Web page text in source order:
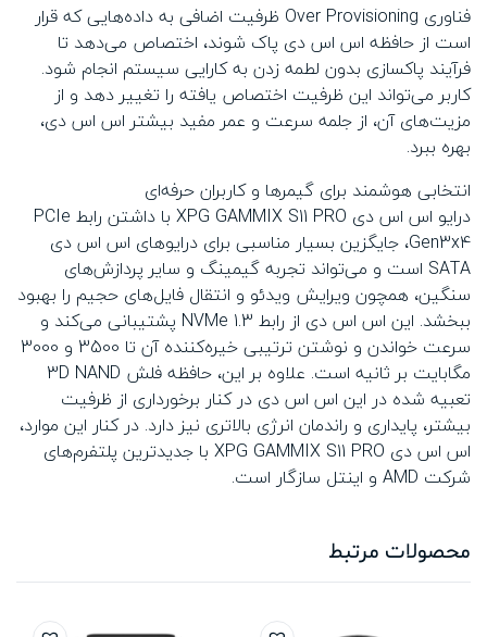
فناوری Over Provisioning ظرفیت اضافی به داده‌هایی که قرار
است از حافظه اس اس دی پاک شوند، اختصاص می‌دهد تا
فرآیند پاکسازی بدون لطمه زدن به کارایی سیستم انجام شود.
کاربر می‌تواند این ظرفیت اختصاص یافته را تغییر دهد و از
مزیت‌های آن، از جلمه سرعت و عمر مفید بیشتر اس اس دی،
بهره ببرد.
انتخابی هوشمند برای گیمرها و کاربران حرفه‌ای
درایو اس اس دی XPG GAMMIX S11 PRO با داشتن رابط PCIe
Gen3x4، جایگزین بسیار مناسبی برای درایوهای اس اس دی
SATA است و می‌تواند تجربه گیمینگ و سایر پردازش‌های
سنگین، همچون ویرایش ویدئو و انتقال فایل‌های حجیم را بهبود
ببخشد. این اس اس دی از رابط NVMe 1.3 پشتیبانی می‌کند و
سرعت خواندن و نوشتن ترتیبی خیره‌کننده آن تا 3500 و 3000
مگابایت بر ثانیه است. علاوه بر این، حافظه فلش 3D NAND
تعبیه شده در این اس اس دی در کنار برخورداری از ظرفیت
بیشتر، پایداری و راندمان انرژی بالاتری نیز دارد. در کنار این موارد،
اس اس دی XPG GAMMIX S11 PRO با جدیدترین پلتفرم‌های
شرکت AMD و اینتل سازگار است.
محصولات مرتبط